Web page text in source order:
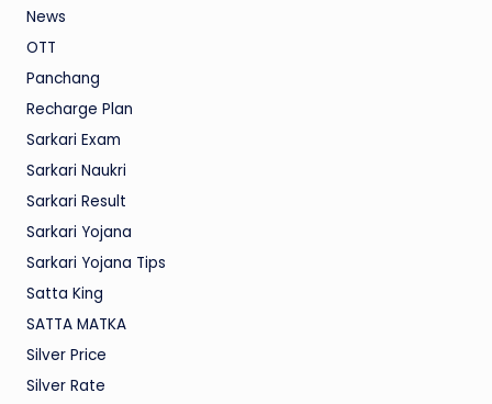
News
OTT
Panchang
Recharge Plan
Sarkari Exam
Sarkari Naukri
Sarkari Result
Sarkari Yojana
Sarkari Yojana Tips
Satta King
SATTA MATKA
Silver Price
Silver Rate